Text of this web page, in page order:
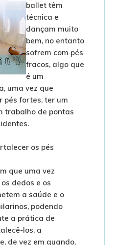
ballet têm
técnica e
dançam muito
bem, no entanto
sofrem com pés
fracos, algo que
é um
uma vez que
pés fortes, ter um
trabalho de pontas
os pés
que uma vez
dedos e os
a saúde e o
podendo
a prática de
los, a
de vez em quando,